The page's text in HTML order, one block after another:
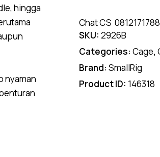
Chat CS
SKU:2926B
Categories:Cage,
Brand:SmallRig
Product ID: 146318
hingga
nyaman